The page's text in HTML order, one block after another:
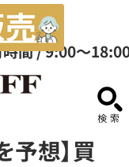
間 / 9:00～
サ
予想】買